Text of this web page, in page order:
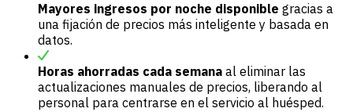
Mayores ingresos por noche disponible gracias a
una fijación de precios más inteligente y basada en
datos.
Horas ahorradas cada semana al eliminar las
actualizaciones manuales de precios, liberando al
personal para centrarse en el servicio al huésped.